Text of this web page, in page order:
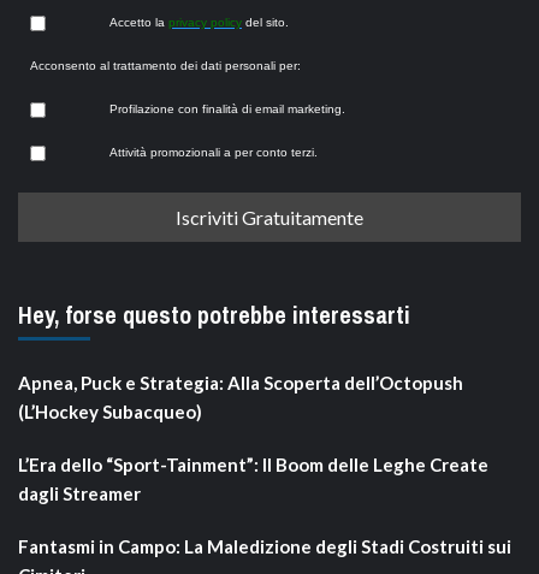
Accetto la privacy policy del sito.
Acconsento al trattamento dei dati personali per:
Profilazione con finalità di email marketing.
Attività promozionali a per conto terzi.
Hey, forse questo potrebbe interessarti
Apnea, Puck e Strategia: Alla Scoperta dell’Octopush
(L’Hockey Subacqueo)
L’Era dello “Sport-Tainment”: Il Boom delle Leghe Create
dagli Streamer
Fantasmi in Campo: La Maledizione degli Stadi Costruiti sui